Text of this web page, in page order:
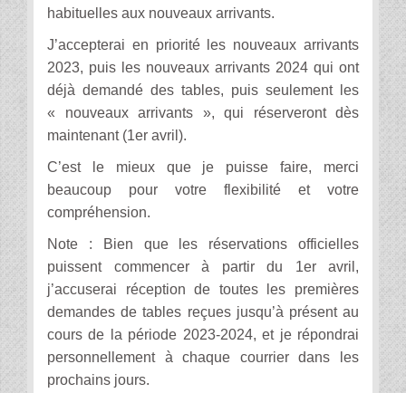
habituelles aux nouveaux arrivants.
J’accepterai en priorité les nouveaux arrivants
2023, puis les nouveaux arrivants 2024 qui ont
déjà demandé des tables, puis seulement les
« nouveaux arrivants », qui réserveront dès
maintenant (1er avril).
C’est le mieux que je puisse faire, merci
beaucoup pour votre flexibilité et votre
compréhension.
Note : Bien que les réservations officielles
puissent commencer à partir du 1er avril,
j’accuserai réception de toutes les premières
demandes de tables reçues jusqu’à présent au
cours de la période 2023-2024, et je répondrai
personnellement à chaque courrier dans les
prochains jours.